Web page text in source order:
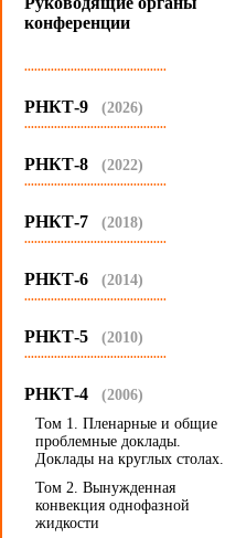
конференции
...........................................
РНКТ-9 (2026)
...........................................
РНКТ-8 (2022)
...........................................
РНКТ-7 (2018)
...........................................
РНКТ-6 (2014)
...........................................
РНКТ-5 (2010)
...........................................
РНКТ-4 (2006)
Том 1. Пленарные и общие
проблемные доклады.
Доклады на круглых столах.
Том 2. Вынужденная
конвекция однофазной
жидкости